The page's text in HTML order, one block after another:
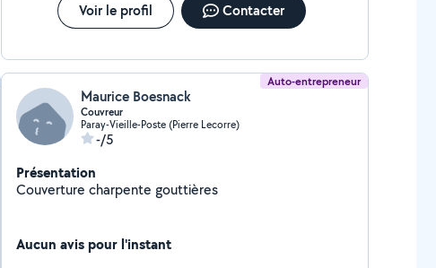
Voir le profil Contacter
Auto-entrepreneur
Maurice Boesnack
Couvreur
Paray-Vieille-Poste (Pierre Lecorre)
-/5
Présentation
Couverture charpente gouttières
Aucun avis pour l'instant